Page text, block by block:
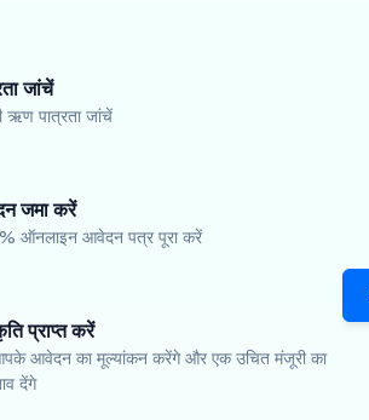
जांचें
ऋण पात्रता जांचें
जमा करें
ऑनलाइन आवेदन पत्र पूरा करें
प्राप्त करें
आवेदन का मूल्यांकन करेंगे और एक उचित मंजूरी का
देंगे